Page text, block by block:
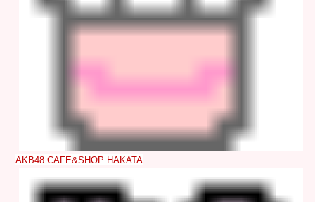
AKB48 CAFE&SHOP HAKATA